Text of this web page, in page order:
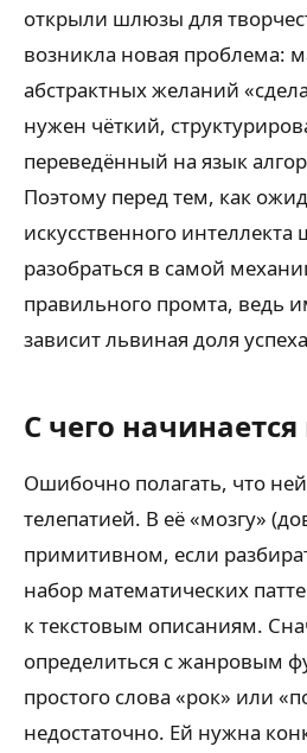
открыли шлюзы для
возникла новая проблема:
абстрактных желаний
нужен чёткий,
переведённый на язык
Поэтому перед тем, как
искусственного интеллекта
разобраться в самой
правильного промта, ведь
зависит львиная доля
С чего
Ошибочно полагать, что
телепатией. В её «мозгу»
примитивном, если
набор математических
к текстовым описаниям.
определиться с жанровым
простого слова «рок» или
недостаточно. Ей нужна